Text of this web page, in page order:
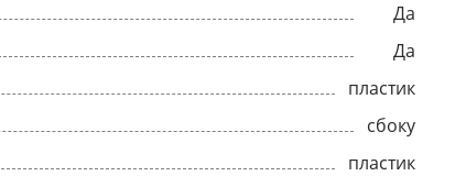
Да
Да
пластик
сбоку
пластик